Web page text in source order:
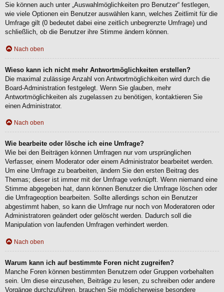
Sie können auch unter „Auswahlmöglichkeiten pro Benutzer“ festlegen,
wie viele Optionen ein Benutzer auswählen kann, welches Zeitlimit für die
Umfrage gilt (0 bedeutet dabei eine zeitlich unbegrenzte Umfrage) und
schließlich, ob die Benutzer ihre Stimme ändern können.
Nach oben
Wieso kann ich nicht mehr Antwortmöglichkeiten erstellen?
Die maximal zulässige Anzahl von Antwortmöglichkeiten wird durch die
Board-Administration festgelegt. Wenn Sie glauben, mehr
Antwortmöglichkeiten als zugelassen zu benötigen, kontaktieren Sie
einen Administrator.
Nach oben
Wie bearbeite oder lösche ich eine Umfrage?
Wie bei den Beiträgen können Umfragen nur vom ursprünglichen
Verfasser, einem Moderator oder einem Administrator bearbeitet werden.
Um eine Umfrage zu bearbeiten, ändern Sie den ersten Beitrag des
Themas; dieser ist immer mit der Umfrage verknüpft. Wenn niemand eine
Stimme abgegeben hat, dann können Benutzer die Umfrage löschen oder
die Umfrageoption bearbeiten. Sollte allerdings schon ein Benutzer
abgestimmt haben, so kann die Umfrage nur noch von Moderatoren oder
Administratoren geändert oder gelöscht werden. Dadurch soll die
Manipulation von laufenden Umfragen verhindert werden.
Nach oben
Warum kann ich auf bestimmte Foren nicht zugreifen?
Manche Foren können bestimmten Benutzern oder Gruppen vorbehalten
sein. Um diese einzusehen, Beiträge zu lesen, zu schreiben oder andere
Vorgänge durchzuführen, brauchen Sie möglicherweise besondere